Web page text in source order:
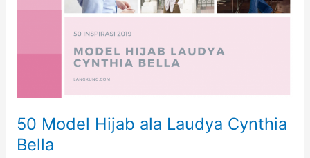
50 Model Hijab ala Laudya Cynthia
Bella